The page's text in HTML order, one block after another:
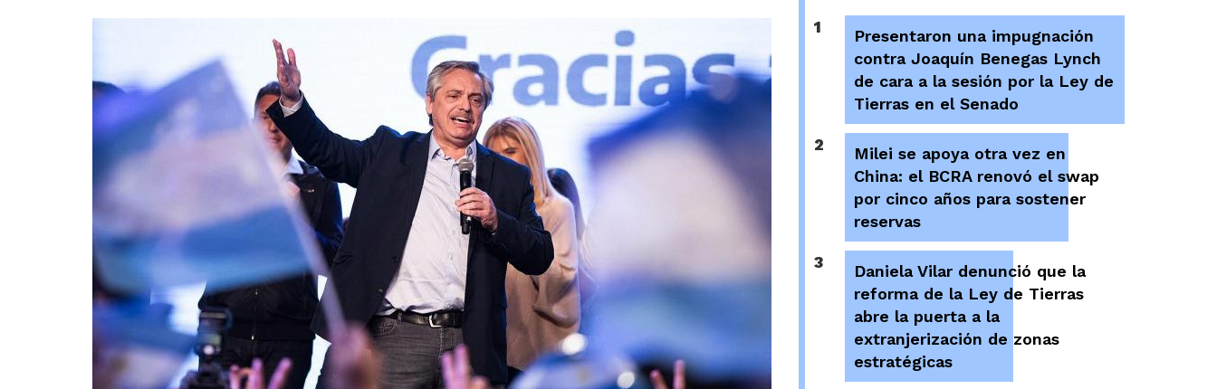
1
Presentaron una impugnación
contra Joaquín Benegas Lynch
de cara a la sesión por la Ley de
Tierras en el Senado
2
Milei se apoya otra vez en
China: el BCRA renovó el swap
por cinco años para sostener
reservas
3
Daniela Vilar denunció que la
reforma de la Ley de Tierras
abre la puerta a la
extranjerización de zonas
estratégicas